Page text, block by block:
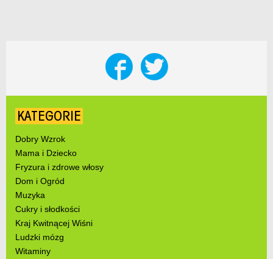
KATEGORIE
Dobry Wzrok
Mama i Dziecko
Fryzura i zdrowe włosy
Dom i Ogród
Muzyka
Cukry i słodkości
Kraj Kwitnącej Wiśni
Ludzki mózg
Witaminy